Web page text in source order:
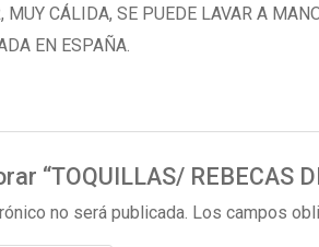
CÁLIDA, SE PUEDE LAVAR A
EN ESPAÑA.
“TOQUILLAS/ REBECAS
no será publicada. Los campos